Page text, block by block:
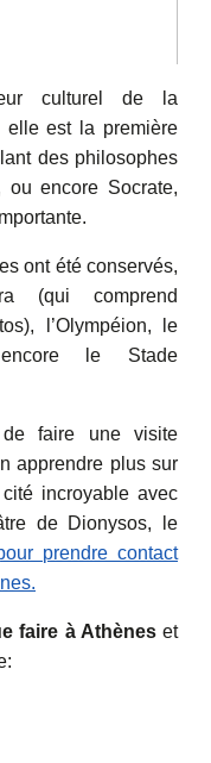
culturel de la
elle est la première
des philosophes
ou encore Socrate,
ont été conservés,
(qui comprend
l’Olympéion, le
le Stade
de faire une visite
apprendre plus sur
incroyable avec
de Dionysos, le
prendre contact
faire à Athèneset